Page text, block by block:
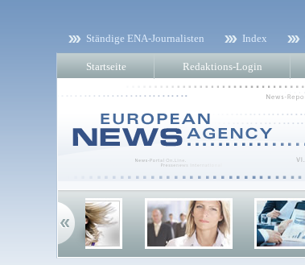
Ständige ENA-Journalisten Index
Startseite Redaktions-Login